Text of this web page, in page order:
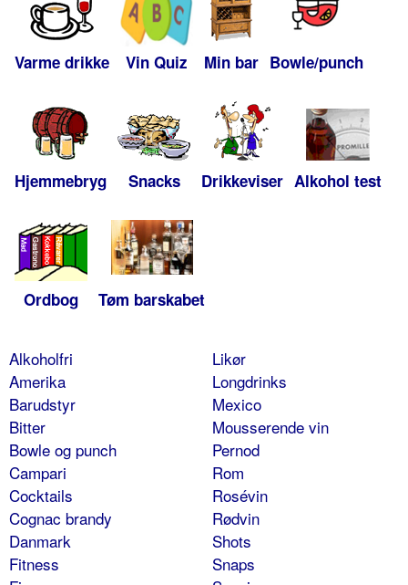
Varme drikke Vin Quiz Min bar Bowle/punch
Hjemmebryg Snacks Drikkeviser Alkohol test
Ordbog Tøm barskabet
Alkoholfri
Amerika
Barudstyr
Bitter
Bowle og punch
Campari
Cocktails
Cognac brandy
Danmark
Fitness
Likør
Longdrinks
Mexico
Mousserende vin
Pernod
Rom
Rosévin
Rødvin
Shots
Snaps